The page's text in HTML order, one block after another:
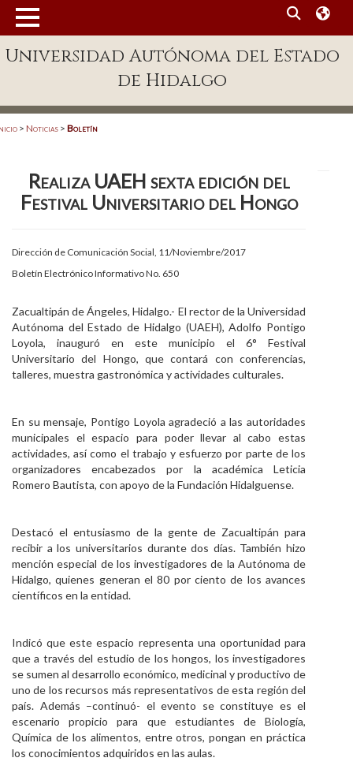
Enlaces
Patronato
Publicaciones en línea
Acreditación Internacional
Alumnado
Aspirantes
Personal
Visitantes
Universidad Autónoma del Estado
de Hidalgo
> Noticias > Boletín
Realiza UAEH sexta edición del
Festival Universitario del Hongo
Dirección de Comunicación Social, 11/Noviembre/2017
Boletín Electrónico Informativo No. 650
Zacualtipán de Ángeles, Hidalgo.- El rector de la Universidad
Autónoma del Estado de Hidalgo (UAEH), Adolfo Pontigo
Loyola, inauguró en este municipio el 6° Festival
Universitario del Hongo, que contará con conferencias,
talleres, muestra gastronómica y actividades culturales.
En su mensaje, Pontigo Loyola agradeció a las autoridades
municipales el espacio para poder llevar al cabo estas
actividades, así como el trabajo y esfuerzo por parte de los
organizadores encabezados por la académica Leticia
Romero Bautista, con apoyo de la Fundación Hidalguense.
Destacó el entusiasmo de la gente de Zacualtipán para
recibir a los universitarios durante dos días. También hizo
mención especial de los investigadores de la Autónoma de
Hidalgo, quienes generan el 80 por ciento de los avances
científicos en la entidad.
Indicó que este espacio representa una oportunidad para
que a través del estudio de los hongos, los investigadores
se sumen al desarrollo económico, medicinal y productivo de
uno de los recursos más representativos de esta región del
país. Además –continuó- el evento se constituye es el
escenario propicio para que estudiantes de Biología,
Química de los alimentos, entre otros, pongan en práctica
los conocimientos adquiridos en las aulas.